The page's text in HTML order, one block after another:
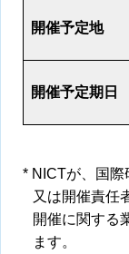
開催予定地
開催予定期日
* NICTが、国際研究集会を開催する大学等の研究機関
又は開催責任
開催に関する
ます。